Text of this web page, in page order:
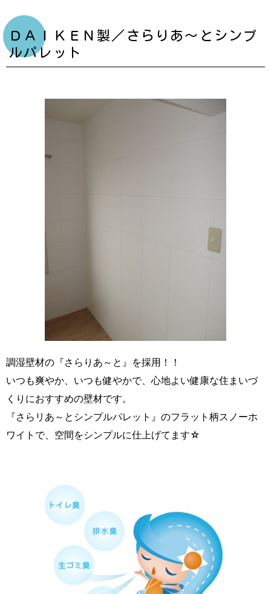
ＤＡＩＫＥＮ製／さらりあ～とシンプ
ルパレット
調湿壁材の『さらりあ～と』を採用！！
いつも爽やか、いつも健やかで、心地よい健康な住まいづ
くりにおすすめの壁材です。
『さらリあ～とシンプルパレット』のフラット柄スノーホ
ワイトで、空間をシンプルに仕上げてます☆